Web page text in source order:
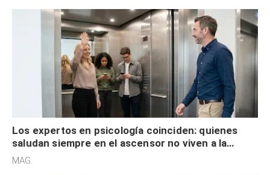
Los expertos en psicología coinciden: quienes
saludan siempre en el ascensor no viven a la
defensiva y tienen apertura social
MAG.